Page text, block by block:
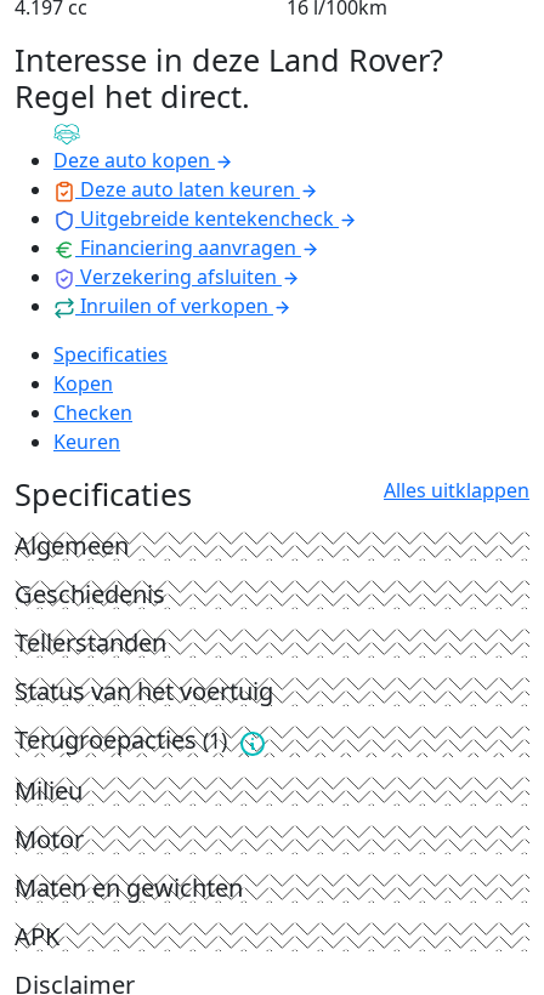
4.197 cc
16 l/100km
Interesse in deze Land Rover?
Regel het direct.
Deze auto kopen
Deze auto laten keuren
Uitgebreide kentekencheck
Financiering aanvragen
Verzekering afsluiten
Inruilen of verkopen
Specificaties
Kopen
Checken
Keuren
Specificaties Alles uitklappen
Algemeen
Geschiedenis
Tellerstanden
Status van het voertuig
Terugroepacties(1)
Milieu
Motor
Maten en gewichten
APK
Disclaimer